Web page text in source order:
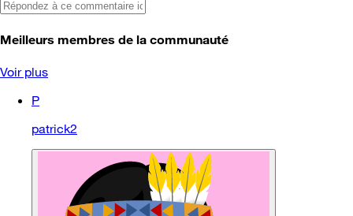
Meilleurs membres de la communauté
Voir plus
P
patrick2